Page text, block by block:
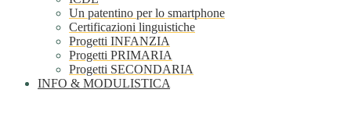
Un patentino per lo smartphone
Certificazioni linguistiche
Progetti INFANZIA
Progetti PRIMARIA
Progetti SECONDARIA
INFO & MODULISTICA